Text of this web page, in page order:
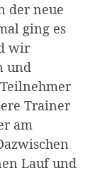
der neue
ging es
wir
und
Trainer
am
Lauf und